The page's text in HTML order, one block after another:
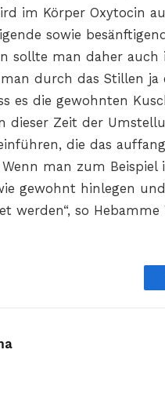
im Körper Oxytocin
sowie
sollte man daher
man durch das Stillen
es die gewohnten
dieser Zeit der
die das
Wenn man zum
gewohnt hinlegen
werden“, so Hebamme